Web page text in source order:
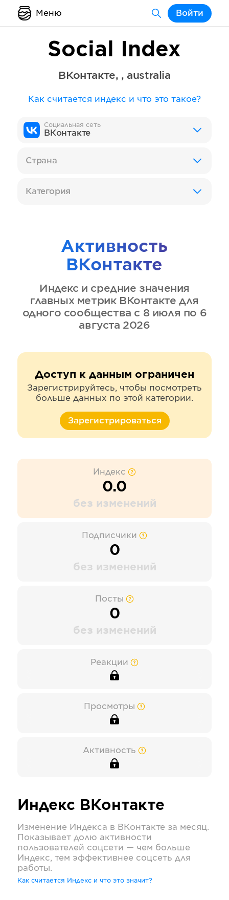
Меню Войти
Social Index
ВКонтакте, , australia
Как считается индекс и что это такое?
Социальная сеть
ВКонтакте
Страна
Категория
Активность
ВКонтакте
Индекс и средние значения
главных метрик ВКонтакте для
одного сообщества с 8 июля по 6
августа 2026
Доступ к данным ограничен
Зарегистрируйтесь, чтобы посмотреть
больше данных по этой категории.
Зарегистрироваться
Индекс
0.0
без изменений
Подписчики
0
без изменений
Посты
0
без изменений
Реакции
Просмотры
Активность
Индекс ВКонтакте
Изменение Индекса в ВКонтакте за месяц.
Показывает долю активности
пользователей соцсети — чем больше
Индекс, тем эффективнее соцсеть для
работы.
Как считается Индекс и что это значит?